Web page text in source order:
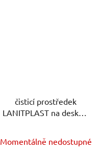
čisticí prostředek
LANITPLAST na desky z
Momentálně nedostupné